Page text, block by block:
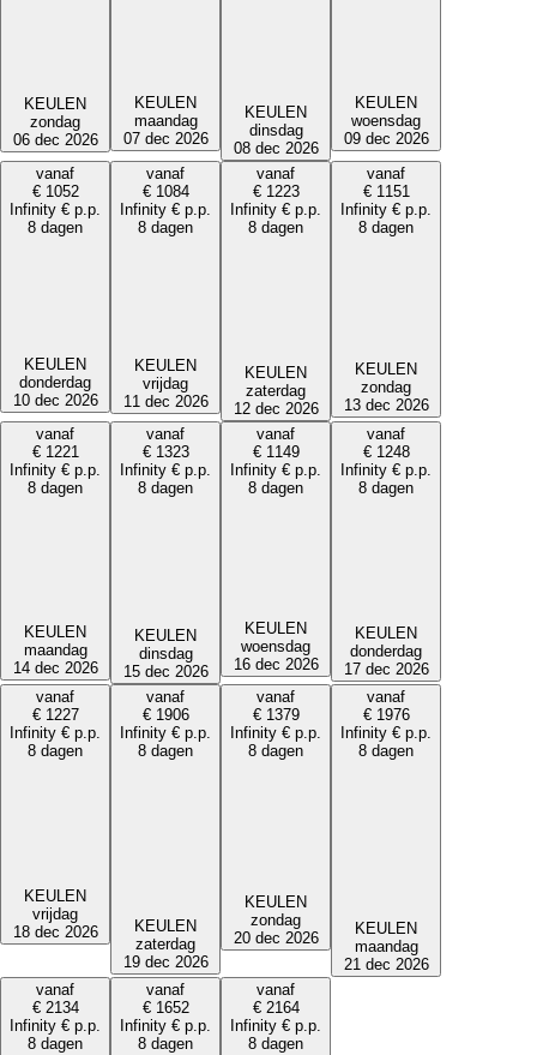
KEULEN
zondag
06 dec 2026
KEULEN
maandag
07 dec 2026
KEULEN
dinsdag
08 dec 2026
KEULEN
woensdag
09 dec 2026
vanaf
€ 1052
Infinity € p.p.
8 dagen
KEULEN
donderdag
10 dec 2026
vanaf
€ 1084
Infinity € p.p.
8 dagen
KEULEN
vrijdag
11 dec 2026
vanaf
€ 1223
Infinity € p.p.
8 dagen
KEULEN
zaterdag
12 dec 2026
vanaf
€ 1151
Infinity € p.p.
8 dagen
KEULEN
zondag
13 dec 2026
vanaf
€ 1221
Infinity € p.p.
8 dagen
KEULEN
maandag
14 dec 2026
vanaf
€ 1323
Infinity € p.p.
8 dagen
KEULEN
dinsdag
15 dec 2026
vanaf
€ 1149
Infinity € p.p.
8 dagen
KEULEN
woensdag
16 dec 2026
vanaf
€ 1248
Infinity € p.p.
8 dagen
KEULEN
donderdag
17 dec 2026
vanaf
€ 1227
Infinity € p.p.
8 dagen
KEULEN
vrijdag
18 dec 2026
vanaf
€ 1906
Infinity € p.p.
8 dagen
KEULEN
zaterdag
19 dec 2026
vanaf
€ 1379
Infinity € p.p.
8 dagen
KEULEN
zondag
20 dec 2026
vanaf
€ 1976
Infinity € p.p.
8 dagen
KEULEN
maandag
21 dec 2026
vanaf
€ 2134
Infinity € p.p.
8 dagen
vanaf
€ 1652
Infinity € p.p.
8 dagen
vanaf
€ 2164
Infinity € p.p.
8 dagen